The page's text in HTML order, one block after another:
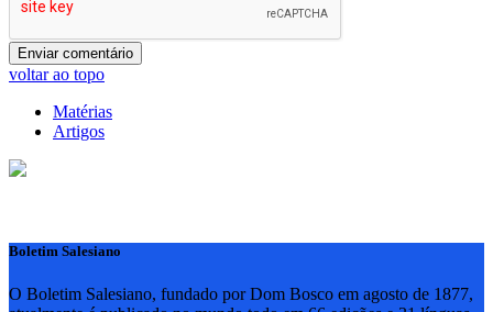
voltar ao topo
Matérias
Artigos
Boletim Salesiano
O Boletim Salesiano, fundado por Dom Bosco em agosto de 1877,